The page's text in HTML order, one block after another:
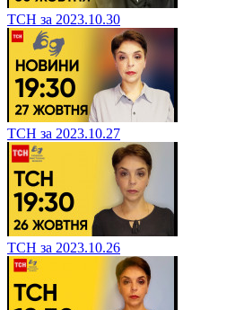
ТСН за 2023.10.30
ТСН за 2023.10.27
ТСН за 2023.10.26